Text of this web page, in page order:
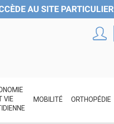
AU SITE PARTICULIER
VIE
MOBILITÉ ORTHOPÉDIE